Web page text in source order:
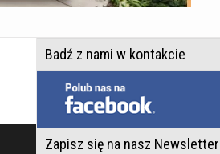
Badź z nami w kontakcie
Zapisz się na nasz Newsletter